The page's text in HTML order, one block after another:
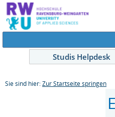
Studis Helpdesk
Sie sind hier: Zur Startseite springen